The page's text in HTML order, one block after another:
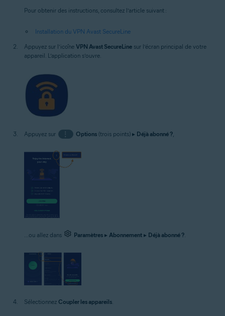
Pour obtenir des instructions, consultez l’article suivant :
Installation du VPN Avast SecureLine
Appuyez sur l’icône VPN Avast SecureLine sur l’écran principal de votre
appareil. L’application s’ouvre.
Appuyez sur ⋮ Options(trois points) ▸ Déjà abonné ?,
...ou allez dans Paramètres ▸ Abonnement ▸ Déjà abonné ?
Sélectionnez Coupler les appareils